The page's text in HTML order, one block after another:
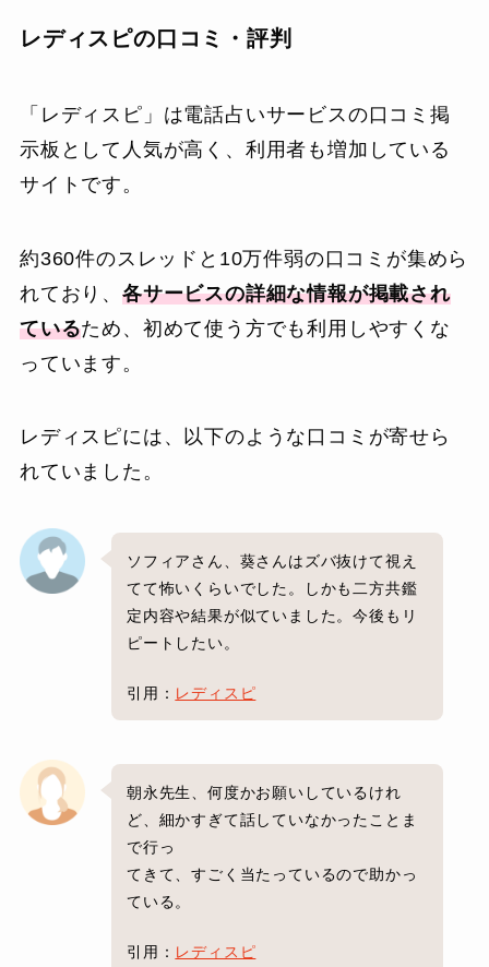
レディスピの口コミ・評判
「レディスピ」は電話占いサービスの口コミ掲
示板として人気が高く、利用者も増加している
サイトです。
約360件のスレッドと10万件弱の口コミが集めら
れており、 各サービスの詳細な情報が掲載され
ているため、初めて使う方でも利用しやすくな
っています。
レディスピには、以下のような口コミが寄せら
れていました。
ソフィアさん、葵さんはズバ抜けて視え
てて怖いくらいでした。しかも二方共鑑
定内容や結果が似ていました。今後もリ
ピートしたい。
引用： レディスピ
朝永先生、何度かお願いしているけれ
ど、細かすぎて話していなかったことま
で行っ
てきて、すごく当たっているので助かっ
ている。
引用： レディスピ